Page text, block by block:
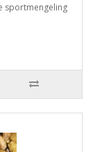
sportmengeling